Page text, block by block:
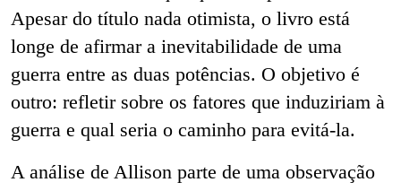
Apesar do título nada otimista, o livro está
longe de afirmar a inevitabilidade de uma
guerra entre as duas potências. O objetivo é
outro: refletir sobre os fatores que induziriam à
guerra e qual seria o caminho para evitá-la.
A análise de Allison parte de uma observação